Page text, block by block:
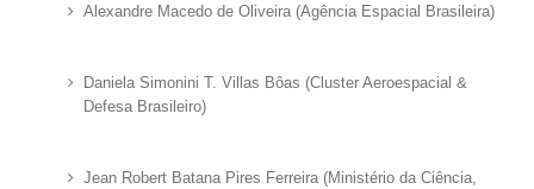
Alexandre Macedo de Oliveira (Agência Espacial Brasileira)
Daniela Simonini T. Villas Bôas (Cluster Aeroespacial &
Defesa Brasileiro)
Jean Robert Batana Pires Ferreira (Ministério da Ciência,